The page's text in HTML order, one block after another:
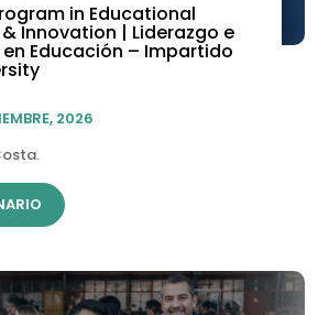
in Educational
Innovation | Liderazgo e
Educación – Impartido
2026